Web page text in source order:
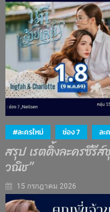
#ละครใหม่ ช่อง 7 ละ
สรุป เรตติ้งละครซีรี
วณิช”
15 กรกฎาคม 2026